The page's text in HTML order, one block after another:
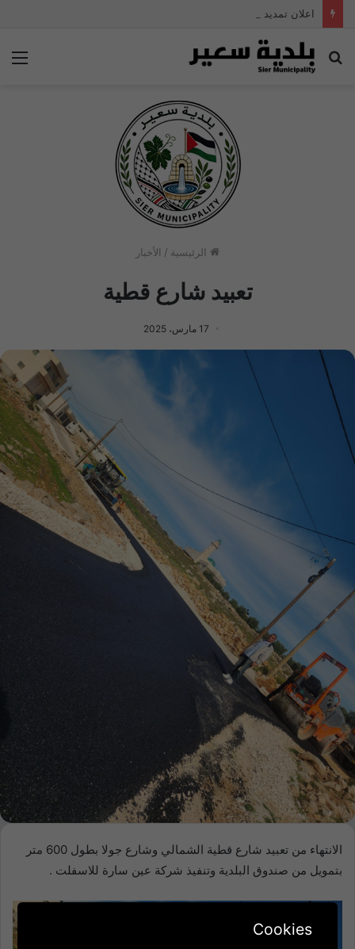
اعلان تمديد وظيفة مهندس مياه
بحث
الرئيسية / الأخبار
تعبيد شارع قطية
17 مارس، 2025
الانتهاء من تعبيد شارع قطية الشمالي وشارع جولا بطول 600 متر
بتمويل من صندوق البلدية وتنفيذ شركة عين سارة للاسفلت .
Cookies